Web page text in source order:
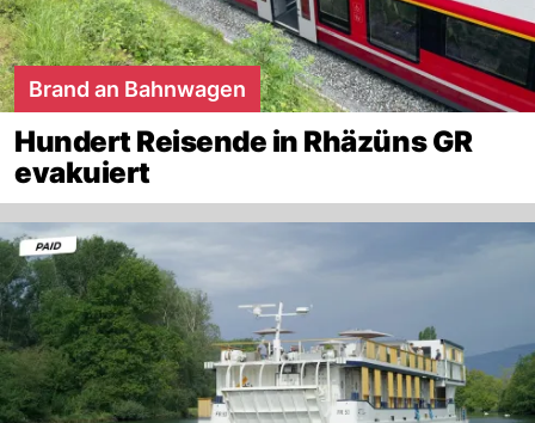
Brand an Bahnwagen
Hundert Reisende in Rhäzüns GR
evakuiert